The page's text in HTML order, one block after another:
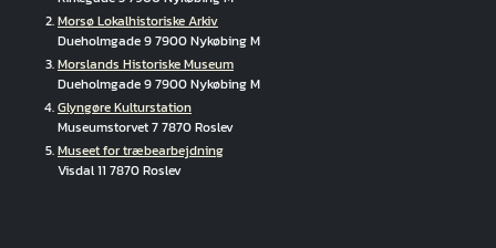
Morsø Lokalhistoriske Arkiv
Dueholmgade 9 7900 Nykøbing M
Morslands Historiske Museum
Dueholmgade 9 7900 Nykøbing M
Glyngøre Kulturstation
Museumstorvet 7 7870 Roslev
Museet for træbearbejdning
Visdal 11 7870 Roslev